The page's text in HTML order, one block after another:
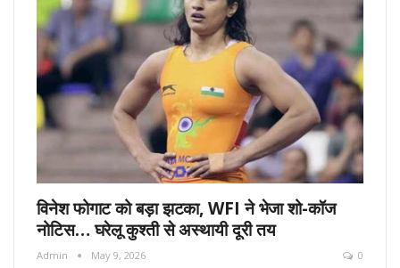
विनेश फोगाट को बड़ा झटका, WFI ने भेजा शो-कॉज
नोटिस… घरेलू कुश्ती से अस्थायी दूरी तय
Admin May 9, 2026 0